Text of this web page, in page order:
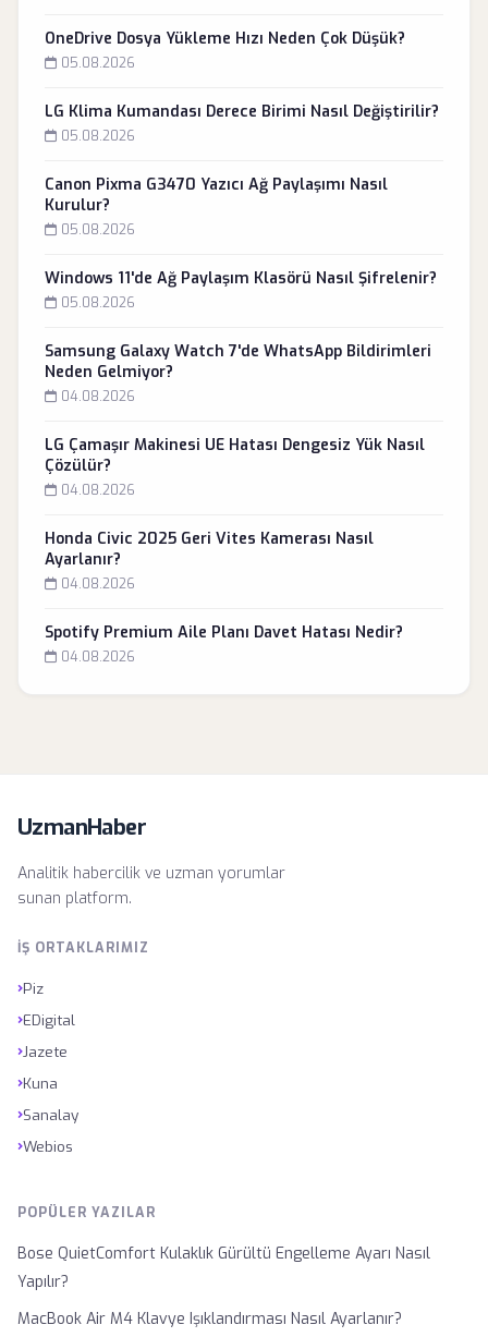
OneDrive Dosya Yükleme Hızı Neden Çok Düşük?
05.08.2026
LG Klima Kumandası Derece Birimi Nasıl Değiştirilir?
05.08.2026
Canon Pixma G3470 Yazıcı Ağ Paylaşımı Nasıl
Kurulur?
05.08.2026
Windows 11'de Ağ Paylaşım Klasörü Nasıl Şifrelenir?
05.08.2026
Samsung Galaxy Watch 7'de WhatsApp Bildirimleri
Neden Gelmiyor?
04.08.2026
LG Çamaşır Makinesi UE Hatası Dengesiz Yük Nasıl
Çözülür?
04.08.2026
Honda Civic 2025 Geri Vites Kamerası Nasıl
Ayarlanır?
04.08.2026
Spotify Premium Aile Planı Davet Hatası Nedir?
04.08.2026
UzmanHaber
Analitik habercilik ve uzman yorumlar
sunan platform.
İŞ ORTAKLARIMIZ
›Piz
›EDigital
›Jazete
›Kuna
›Sanalay
›Webios
POPÜLER YAZILAR
Bose QuietComfort Kulaklık Gürültü Engelleme Ayarı Nasıl
Yapılır?
MacBook Air M4 Klavye Işıklandırması Nasıl Ayarlanır?